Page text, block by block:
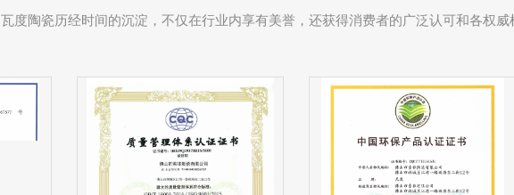
瓦度陶瓷历经时间的沉淀，不仅在行业内享有美誉，还获得消费者的广泛认可和各权威